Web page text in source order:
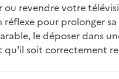
ou revendre votre
réflexe pour prolonger
le déposer dans
qu'il soit correctement